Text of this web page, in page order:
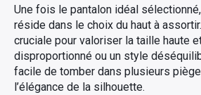
Une fois le pantalon idéal
réside dans le choix du haut à
cruciale pour valoriser la taille haute
disproportionné ou un style
facile de tomber dans plusieurs
l’élégance de la silhouette.